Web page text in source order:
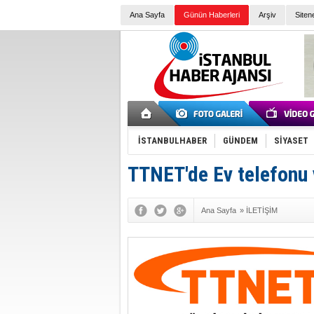
Ana Sayfa Günün Haberleri Arşiv
İSTANBULHABER GÜNDEM SİYASET
TTNET'de Ev
Ana Sayfa » İLETİŞİM